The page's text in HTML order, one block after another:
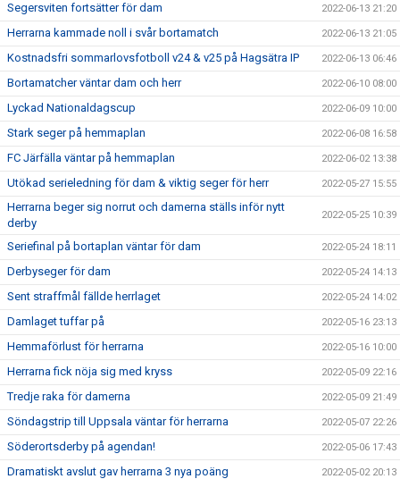
Segersviten fortsätter för dam 2022-06-13 21:20
Herrarna kammade noll i svår bortamatch 2022-06-13 21:05
Kostnadsfri sommarlovsfotboll v24 & v25 på Hagsätra IP 2022-06-13 06:46
Bortamatcher väntar dam och herr 2022-06-10 08:00
Lyckad Nationaldagscup 2022-06-09 10:00
Stark seger på hemmaplan 2022-06-08 16:58
FC Järfälla väntar på hemmaplan 2022-06-02 13:38
Utökad serieledning för dam & viktig seger för herr 2022-05-27 15:55
Herrarna beger sig norrut och damerna ställs inför nytt
derby
2022-05-25 10:39
Seriefinal på bortaplan väntar för dam 2022-05-24 18:11
Derbyseger för dam 2022-05-24 14:13
Sent straffmål fällde herrlaget 2022-05-24 14:02
Damlaget tuffar på 2022-05-16 23:13
Hemmaförlust för herrarna 2022-05-16 10:00
Herrarna fick nöja sig med kryss 2022-05-09 22:16
Tredje raka för damerna 2022-05-09 21:49
Söndagstrip till Uppsala väntar för herrarna 2022-05-07 22:26
Söderortsderby på agendan! 2022-05-06 17:43
Dramatiskt avslut gav herrarna 3 nya poäng 2022-05-02 20:13